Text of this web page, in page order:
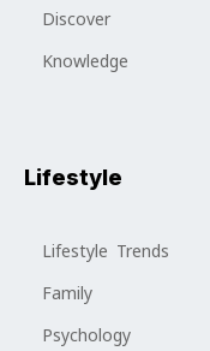
Discover
Knowledge
Lifestyle
Lifestyle Trends
Family
Psychology